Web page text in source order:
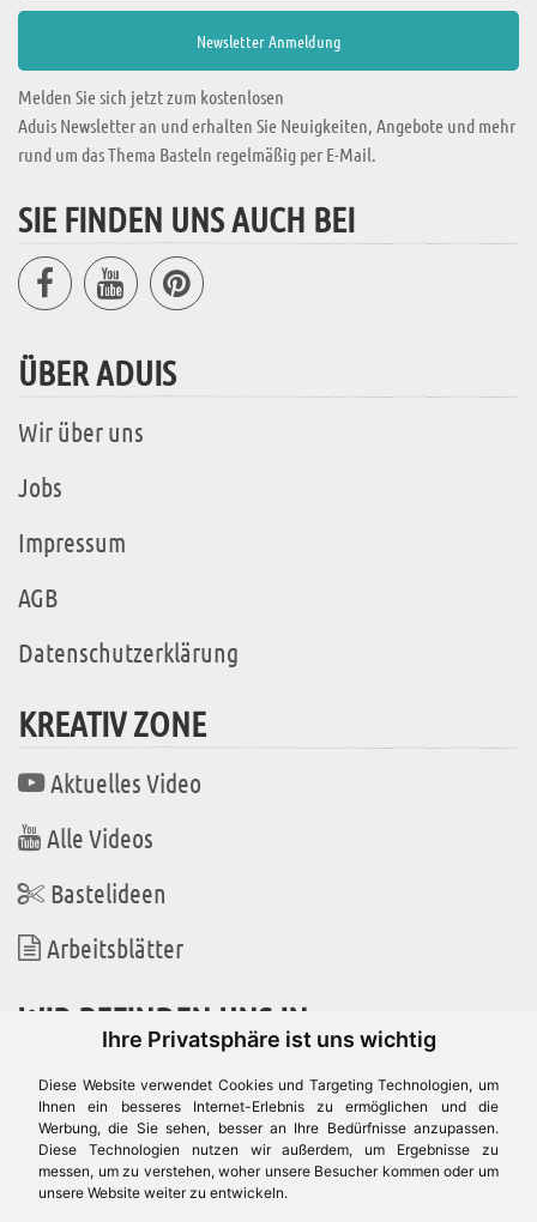
Ihre Privatsphäre ist uns wichtig
Diese Website verwendet Cookies und Targeting Technologien, um
Ihnen ein besseres Internet-Erlebnis zu ermöglichen und die
Werbung, die Sie sehen, besser an Ihre Bedürfnisse anzupassen.
Diese Technologien nutzen wir außerdem, um Ergebnisse zu
messen, um zu verstehen, woher unsere Besucher kommen oder um
unsere Website weiter zu entwickeln.
Melden Sie sich jetzt zum kostenlosen
Aduis Newsletter an und erhalten Sie Neuigkeiten, Angebote und mehr
rund um das Thema Basteln regelmäßig per E-Mail.
SIE FINDEN UNS AUCH BEI
ÜBER ADUIS
Wir über uns
Jobs
Impressum
AGB
Datenschutzerklärung
KREATIV ZONE
Aktuelles Video
Alle Videos
Bastelideen
Arbeitsblätter
WIR BEFINDEN UNS IN
Es gibt uns auch in